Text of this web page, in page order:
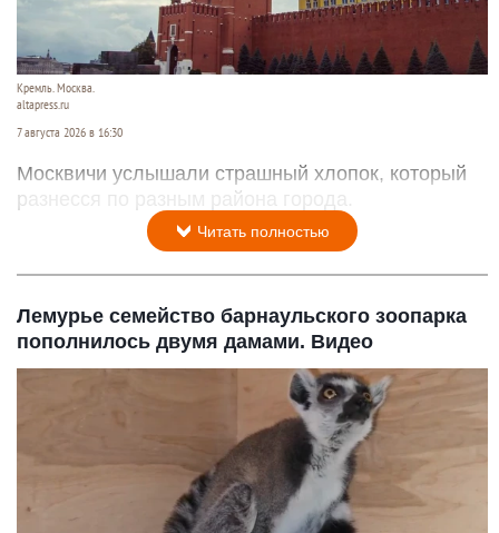
Кремль. Москва.
altapress.ru
7 августа 2026 в 16:30
Москвичи услышали страшный хлопок, который
разнесся по разным района города.
Читать полностью
Лемурье семейство барнаульского зоопарка
пополнилось двумя дамами. Видео